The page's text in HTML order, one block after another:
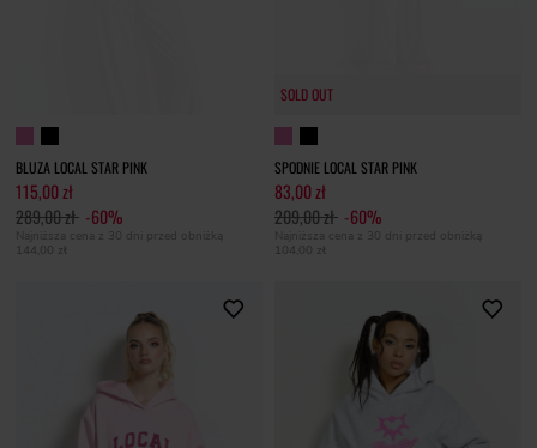
BLUZA LOCAL STAR PINK
115,00 zł
289,00 zł -60%
Najniższa cena z 30 dni przed obniżką
144,00 zł
SOLD OUT
SPODNIE LOCAL STAR PINK
83,00 zł
209,00 zł -60%
Najniższa cena z 30 dni przed obniżką
104,00 zł